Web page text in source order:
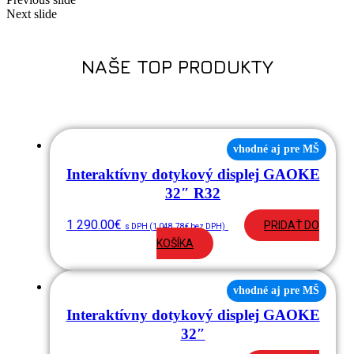
Next slide
NAŠE TOP PRODUKTY
vhodné aj pre MŠ
Interaktívny dotykový displej GAOKE
32″ R32
1 290.00€ s DPH (1 048.78€bez DPH)
PRIDAŤ DO
KOŠÍKA
vhodné aj pre MŠ
Interaktívny dotykový displej GAOKE
32″